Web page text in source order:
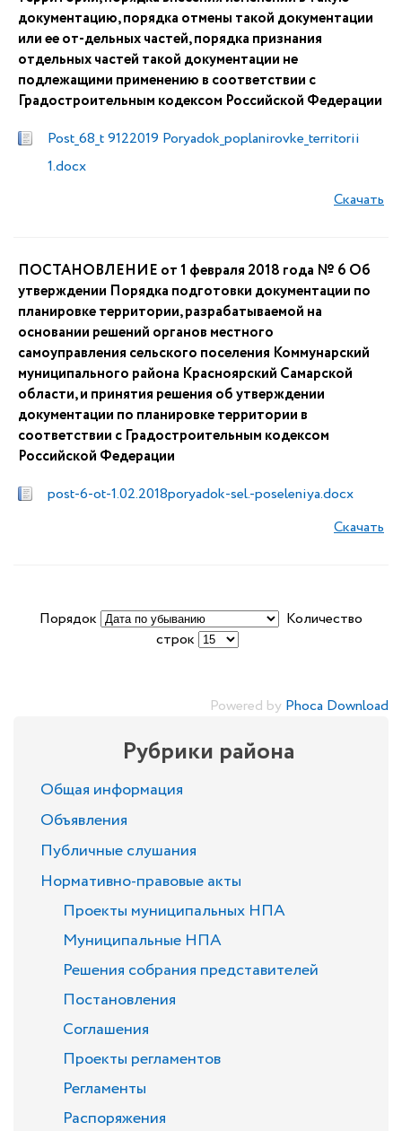
документацию, порядка отмены такой документации
или ее от-дельных частей, порядка признания
отдельных частей такой документации не
подлежащими применению в соответствии с
Градостроительным кодексом Российской Федерации
Post_68_t 9122019 Poryadok_poplanirovke_territorii
1.docx
Скачать
ПОСТАНОВЛЕНИЕ от 1 февраля 2018 года № 6 Об
утверждении Порядка подготовки документации по
планировке территории, разрабатываемой на
основании решений органов местного
самоуправления сельского поселения Коммунарский
муниципального района Красноярский Самарской
области, и принятия решения об утверждении
документации по планировке территории в
соответствии с Градостроительным кодексом
Российской Федерации
post-6-ot-1.02.2018poryadok-sel.-poseleniya.docx
Скачать
Порядок
Количество
строк
Powered by Phoca Download
Рубрики района
Общая информация
Объявления
Публичные слушания
Нормативно-правовые акты
Проекты муниципальных НПА
Муниципальные НПА
Решения собрания представителей
Постановления
Соглашения
Проекты регламентов
Регламенты
Распоряжения